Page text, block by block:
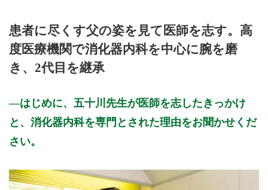
患者に尽くす父の姿を見て医師を志す。高
度医療機関で消化器内科を中心に腕を磨
き、2代目を継承
はじめに、五十川先生が医師を志したきっかけ
と、消化器内科を専門とされた理由をお聞かせくだ
さい。